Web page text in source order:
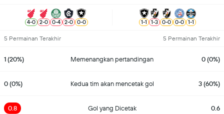
4-0 2-0 0-4 2-0 0-0 1-1 1-3 0-0 0-0 1-1
5 Permainan Terakhir 5 Permainan Terakhir
1 (20%) Memenangkan pertandingan 0 (0%)
0 (0%) Kedua tim akan mencetak gol 3 (60%)
0.8 Gol yang Dicetak 0.6